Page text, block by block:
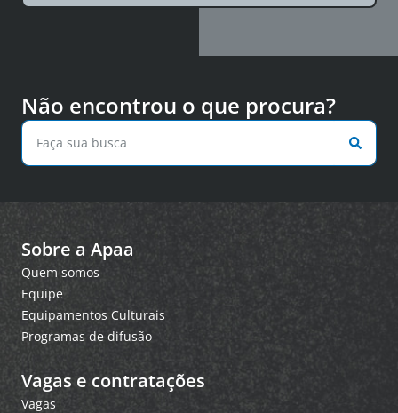
Não encontrou o que procura?
Sobre a Apaa
Quem somos
Equipe
Equipamentos Culturais
Programas de difusão
Vagas e contratações
Vagas